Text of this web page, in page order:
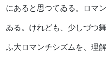
にあると思つてゐる。ロマ
ゐる。けれども、少しづつ
ふ大ロマンチシズムを、理